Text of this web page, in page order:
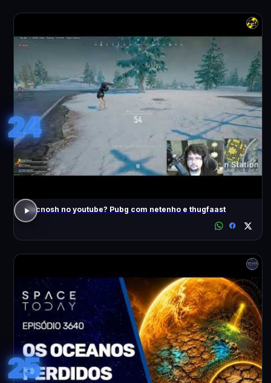
24
Tecnosh no youtube? Pubg com netenho e thugfaast
25